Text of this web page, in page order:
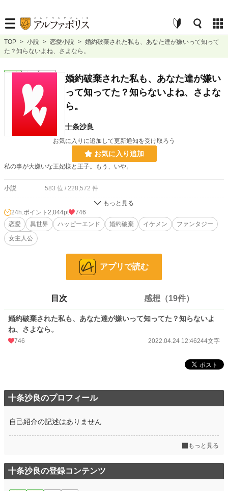
TOP > 小説 > 恋愛小説 > 婚約破棄された私も、あなた達が嫌いって知って
た？知らないよね、さよなら。
恋愛 完結 短編
婚約破棄された私も、あなた達が嫌い
って知ってた？知らないよね、さよな
ら。
十条沙良
お気に入りに追加して更新通知を受け取ろう
お気に入り追加
私の事が大嫌いな王妃様と王子。もう、いや。
小説 583 位 / 228,572 件
お気に入り 193
24h.ポイント
2022.04.24 12:46
2022.04.24 12:46
初回完結日時 2022.04.24 12:46
週間ポイント 10,526 pt (928 位)
24h.ポイント 2,044pt
746
恋愛
異世界 ハッピーエンド 婚約破棄 イケメン
ファンタジー
女主人公
アプリで読む
目次 感想（19件）
婚約破棄された私も、あなた達が嫌いって知ってた？知らないよ
ね、さよなら。
746 2022.04.24 12:46244文字
十条沙良のプロフィール
自己紹介の記述はありません
もっと見る
十条沙良の登録コンテンツ